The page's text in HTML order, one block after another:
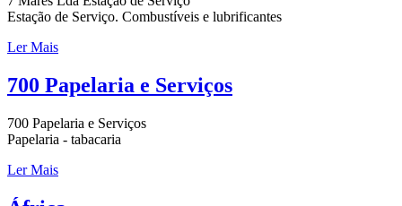
Estação de Serviço. Combustíveis e lubrificantes
Ler Mais
700 Papelaria e Serviços
700 Papelaria e Serviços
Papelaria - tabacaria
Ler Mais